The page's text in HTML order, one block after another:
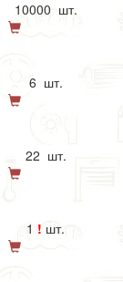
10000 шт.
6 шт.
22 шт.
1 ! шт.